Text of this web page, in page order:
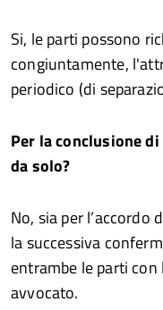
Si, le parti possono
congiuntamente,
periodico (di
Per la conclusione
da solo?
No, sia per l’accordo
la successiva
entrambe le parti
avvocato.